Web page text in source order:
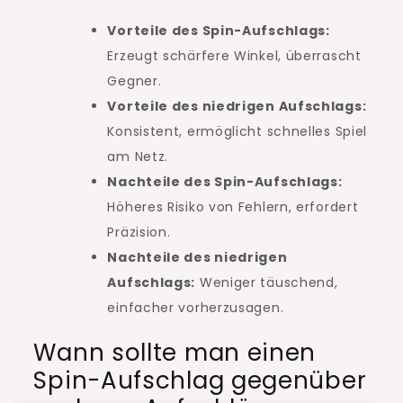
Vorteile des Spin-Aufschlags:
Erzeugt schärfere Winkel, überrascht
Gegner.
Vorteile des niedrigen Aufschlags:
Konsistent, ermöglicht schnelles Spiel
am Netz.
Nachteile des Spin-Aufschlags:
Höheres Risiko von Fehlern, erfordert
Präzision.
Nachteile des niedrigen
Aufschlags: Weniger täuschend,
einfacher vorherzusagen.
Wann sollte man einen
Spin-Aufschlag gegenüber